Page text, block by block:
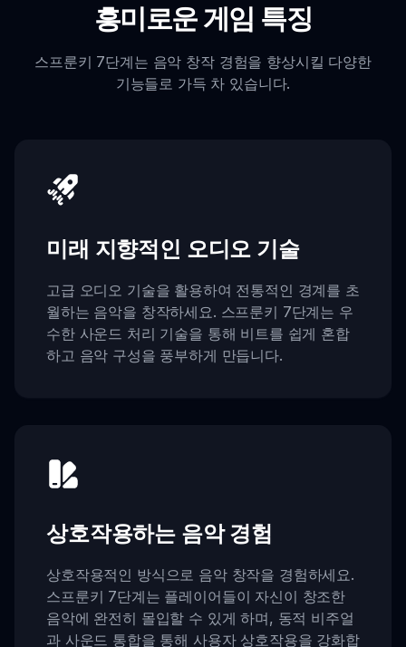
흥미로운 게임 특징
스프룬키 7단계는 음악 창작 경험을 향상시킬 다양한
기능들로 가득 차 있습니다.
미래 지향적인 오디오 기술
고급 오디오 기술을 활용하여 전통적인 경계를 초
월하는 음악을 창작하세요. 스프룬키 7단계는 우
수한 사운드 처리 기술을 통해 비트를 쉽게 혼합
하고 음악 구성을 풍부하게 만듭니다.
상호작용하는 음악 경험
상호작용적인 방식으로 음악 창작을 경험하세요.
스프룬키 7단계는 플레이어들이 자신이 창조한
음악에 완전히 몰입할 수 있게 하며, 동적 비주얼
과 사운드 통합을 통해 사용자 상호작용을 강화합